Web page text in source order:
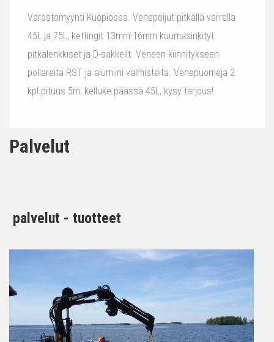
Varastomyynti Kuopiossa. Venepoijut pitkällä varrella
45L ja 75L, kettingit 13mm-16mm kuumasinkityt
pitkälenkkiset ja D-sakkelit. Veneen kiinnitykseen
pollareita RST ja alumiini valmisteita. Venepuomeja 2
kpl pituus 5m, kelluke päässä 45L, kysy tarjous!
Palvelut
palvelut - tuotteet